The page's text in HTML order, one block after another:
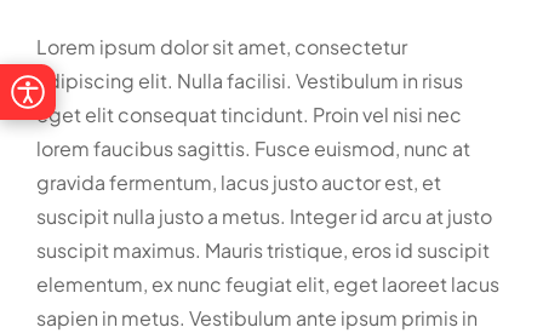
Lorem ipsum dolor sit amet, consectetur
adipiscing elit. Nulla facilisi. Vestibulum in risus
eget elit consequat tincidunt. Proin vel nisi nec
lorem faucibus sagittis. Fusce euismod, nunc at
gravida fermentum, lacus justo auctor est, et
suscipit nulla justo a metus. Integer id arcu at justo
suscipit maximus. Mauris tristique, eros id suscipit
elementum, ex nunc feugiat elit, eget laoreet lacus
sapien in metus. Vestibulum ante ipsum primis in